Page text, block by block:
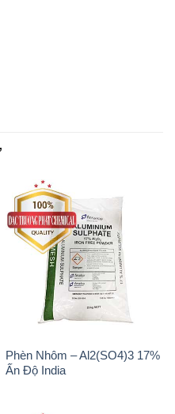
Phèn Nhôm – Al2(SO4)3 17%
Ấn Độ India